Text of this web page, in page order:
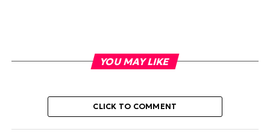
YOU MAY LIKE
CLICK TO COMMENT